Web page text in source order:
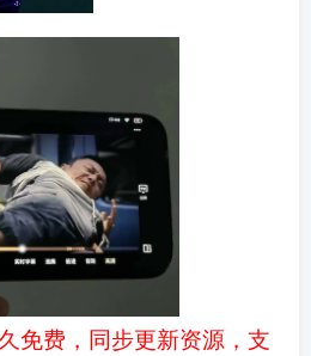
免费，同步更新资源，支